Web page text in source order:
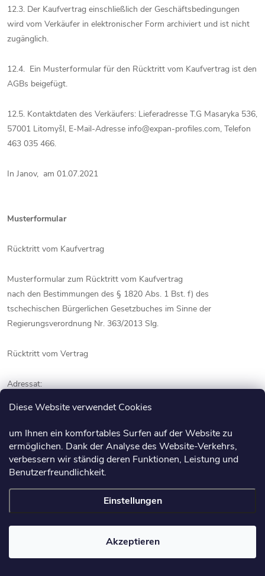
Diese Website verwendet Cookies
um Ihnen ein komfortables Surfen auf der Website zu
ermöglichen. Dank der Analyse des Website-Verkehrs,
verbessern wir ständig deren Funktionen, Leistung und
Benutzerfreundlichkeit.
Einstellungen
Akzeptieren
12.3. Der Kaufvertrag einschließlich der Geschäftsbedingungen
wird vom Verkäufer in elektronischer Form archiviert und ist nicht
zugänglich.
12.4. Ein Musterformular für den Rücktritt vom Kaufvertrag ist den
AGBs beigefügt.
12.5. Kontaktdaten des Verkäufers: Lieferadresse T.G Masaryka 536,
57001 Litomyšl, E-Mail-Adresse info@expan-profiles.com, Telefon
463 035 466.
In Janov, am 01.07.2021
Musterformular
Rücktritt vom Kaufvertrag
Musterformular zum Rücktritt vom Kaufvertrag
nach den Bestimmungen des § 1820 Abs. 1 Bst. f) des
tschechischen Bürgerlichen Gesetzbuches im Sinne der
Regierungsverordnung Nr. 363/2013 Slg.
Rücktritt vom Vertrag
Adressat:
Expan s.r.o.
Janov 11, 56955 Janov
E-Mail: info@profinox.de
Hiermit erkläre ich, dass ich vom Vertrag über den Kauf der
folgenden Waren zurücktrete:
Datum der Bestellung: ………………………….………………………….